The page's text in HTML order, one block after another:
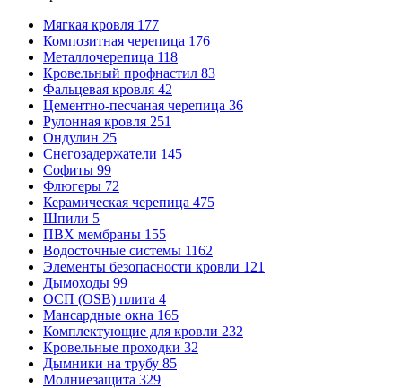
Мягкая кровля 177
Композитная черепица 176
Металлочерепица 118
Кровельный профнастил 83
Фальцевая кровля 42
Цементно-песчаная черепица 36
Рулонная кровля 251
Ондулин 25
Снегозадержатели 145
Софиты 99
Флюгеры 72
Керамическая черепица 475
Шпили 5
ПВХ мембраны 155
Водосточные системы 1162
Элементы безопасности кровли 121
Дымоходы 99
ОСП (OSB) плита 4
Мансардные окна 165
Комплектующие для кровли 232
Кровельные проходки 32
Дымники на трубу 85
Молниезащита 329